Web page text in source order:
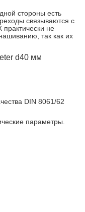
стороны есть
связываются с
не
так как их
d40 мм
DIN 8061/62